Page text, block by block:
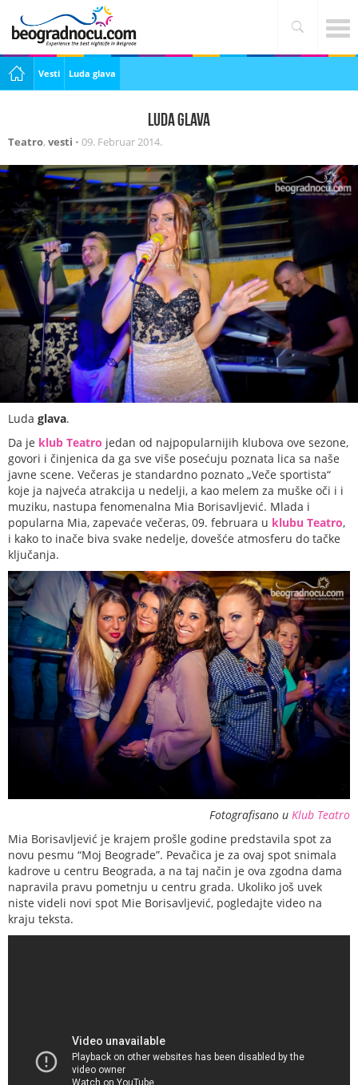
Vesti Luda glava
Luda glava
Teatro, vesti • 09. Februar 2014.
Luda glava.
Da je klub Teatro jedan od najpopularnijih klubova ove sezone,
govori i činjenica da ga sve više posećuju poznata lica sa naše
javne scene. Večeras je standardno poznato „Veče sportista“
koje ja najveća atrakcija u nedelji, a kao melem za muške oči i i
muziku, nastupa fenomenalna Mia Borisavljević. Mlada i
popularna Mia, zapevaće večeras, 09. februara u klubu Teatro,
i kako to inače biva svake nedelje, dovešće atmosferu do tačke
ključanja.
Fotografisano u Klub Teatro
Mia Borisavljević je krajem prošle godine predstavila spot za
novu pesmu “Moj Beograde”. Pevačica je za ovaj spot snimala
kadrove u centru Beograda, a na taj način je ova zgodna dama
napravila pravu pometnju u centru grada. Ukoliko još uvek
niste videli novi spot Mie Borisavljević, pogledajte video na
kraju teksta.